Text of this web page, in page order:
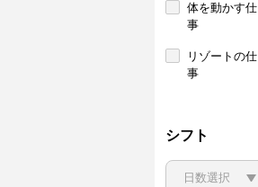
体を動かす仕
事
リゾートの仕
事
シフト